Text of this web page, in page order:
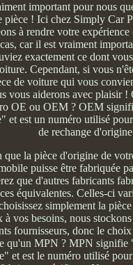
important pour nous
pièce ! Ici chez Simply Car
à rendre votre
car il est vraiment
exactement ce dont
Cependant, si vous
de voiture qui vous
vous aiderons avec plaisir !
OE ou OEM ? OEM
et est un numéro utilisé
de rechange
que la pièce d'origine de
puisse être fabriquée
que d'autres fabricants
équivalentes. Celles-ci
simplement la
à vos besoins, nous
fournisseurs, donc le
qu'un MPN ? MPN signifie
et est le numéro utilisé